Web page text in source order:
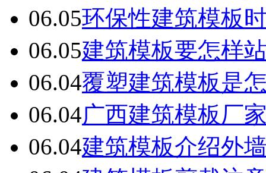
06.05环保性建筑模板
06.05建筑模板要怎样
06.04覆塑建筑模板是
06.04广西建筑模板厂
06.04建筑模板介绍外